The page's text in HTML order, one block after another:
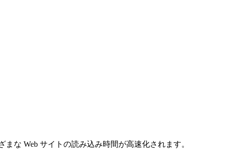
な Web サイトの読み込み時間が高速化されます。